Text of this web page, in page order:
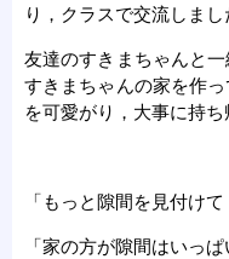
り，クラスで交流しまし
友達のすきまちゃんと
すきまちゃんの家を作
を可愛がり，大事に持ち
「もっと隙間を見付け
「家の方が隙間はいっぱ